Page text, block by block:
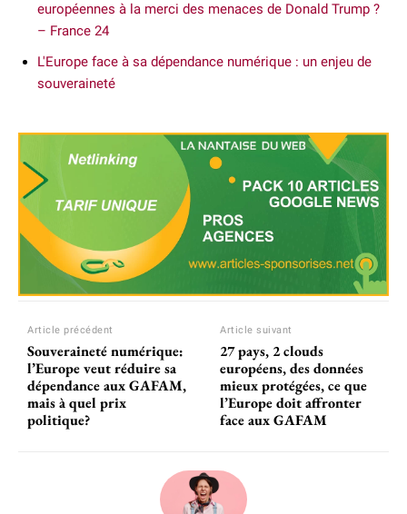
européennes à la merci des menaces de Donald Trump ?
– France 24
L'Europe face à sa dépendance numérique : un enjeu de
souveraineté
Article précédent
Souveraineté numérique:
l’Europe veut réduire sa
dépendance aux GAFAM,
mais à quel prix
politique?
Article suivant
27 pays, 2 clouds
européens, des données
mieux protégées, ce que
l’Europe doit affronter
face aux GAFAM